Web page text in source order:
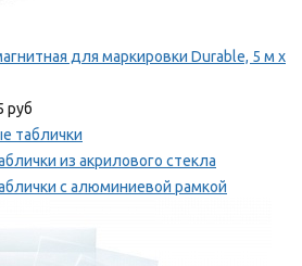
для маркировки Durable, 5 м х
руб
таблички
из акрилового стекла
с алюминиевой рамкой